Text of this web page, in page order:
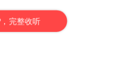
各位看官，且看一看，《三国之
完整收听